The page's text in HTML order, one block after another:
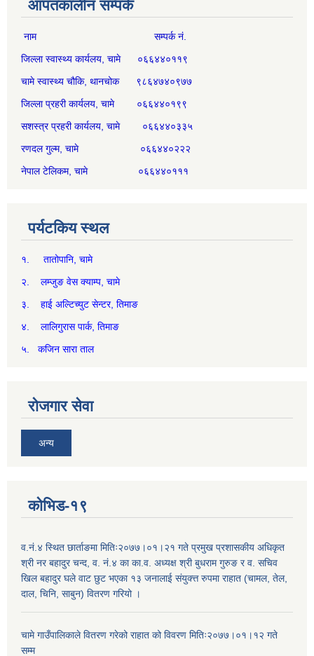
आपतकालीन सम्पर्क
नाम सम्पर्क नं.
जिल्ला स्वास्थ्य कार्यलय, चामे ०६६४४०११९
चामे स्वास्थ्य चौकि, थानचोक ९८६४७४०९७७
जिल्ला प्रहरी कार्यलय, चामे ०६६४४०१९९
सशस्त्र प्रहरी कार्यलय, चामे ०६६४४०३३५
रणदल गुल्म, चामे ०६६४४०२२२
नेपाल टेलिकम, चामे ०६६४४०१११
पर्यटकिय स्थल
१. तातोपानि, चामे
२. लम्जुङ वेस क्याम्प, चामे
३. हाई अल्टिच्युट सेन्टर, तिमाङ
४. लालिगुरास पार्क, तिमाङ
५. कजिन सारा ताल
रोजगार सेवा
अन्य
कोभिड-१९
व.नं.४ स्थित छार्ताङमा मितिः२०७७।०१।२१ गते प्रमुख प्रशासकीय अधिकृत
श्री नर बहादुर चन्द, व. नं.४ का का.व. अध्यक्ष श्री बुधराम गुरुङ र व. सचिव
खिल बहादुर घले वाट छुट भएका १३ जनालाई संयुक्त्त रुपमा राहात (चामल, तेल,
दाल, चिनि, साबुन) वितरण गरियो ।
चामे गाउँपालिकाले वितरण गरेको राहात को विवरण मितिः२०७७।०१।१२ गते
सम्म